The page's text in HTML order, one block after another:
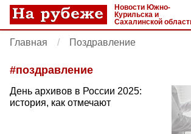
Новости Южно-
Курильска и
Сахалинской
Главная Поздравление
#поздравление
День архивов в России 2025:
история, как отмечают